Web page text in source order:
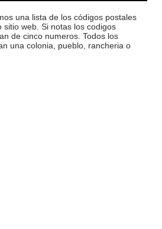
una lista de los códigos postales
sitio web. Si notas los codigos
de cinco numeros. Todos los
una colonia, pueblo, rancheria o